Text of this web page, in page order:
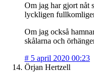
Om jag har gjort nåt
lyckligen
Om jag också
skålarna och
# 5 april 2020 00:23
Örjan Hertzell